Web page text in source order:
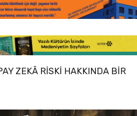
ZEKÂ RISKI HAKKINDA BIR